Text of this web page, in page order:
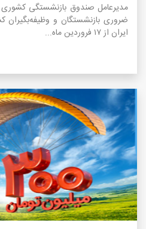
مدیرعامل صندوق بازنشستگی کشوری
ضروری بازنشستگان و وظیفه‌بگیران
ایران از ۱۷ فروردین ماه...